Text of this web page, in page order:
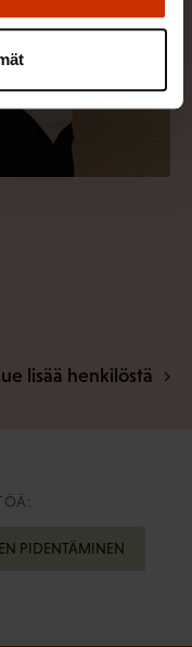
lisää henkilöstä
PIDENTÄMINEN